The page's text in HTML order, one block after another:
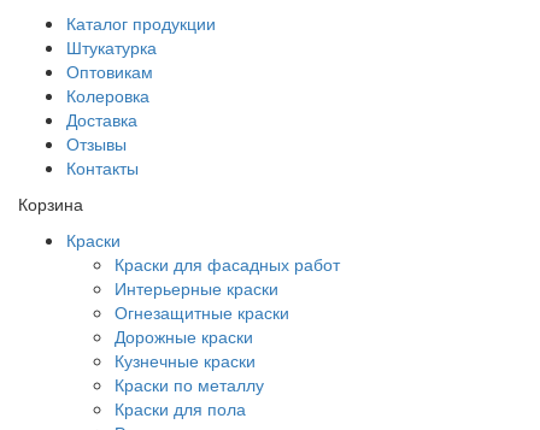
Каталог продукции
Штукатурка
Оптовикам
Колеровка
Доставка
Отзывы
Контакты
Корзина
Краски
Краски для фасадных работ
Интерьерные краски
Огнезащитные краски
Дорожные краски
Кузнечные краски
Краски по металлу
Краски для пола